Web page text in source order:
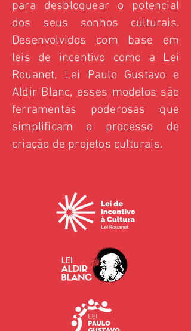
para desbloquear o potencial
dos seus sonhos culturais.
Desenvolvidos com base em
leis de incentivo como a Lei
Rouanet, Lei Paulo Gustavo e
Aldir Blanc, esses modelos são
ferramentas poderosas que
simplificam o processo de
criação de projetos culturais.